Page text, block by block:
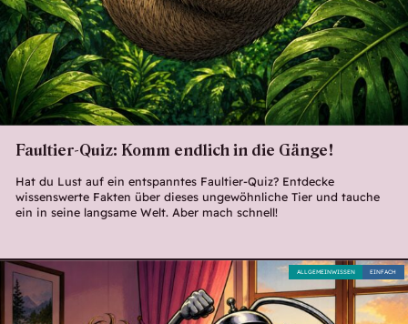
Faultier-Quiz: Komm endlich in die Gänge!
Hat du Lust auf ein entspanntes Faultier-Quiz? Entdecke
wissenswerte Fakten über dieses ungewöhnliche Tier und tauche
ein in seine langsame Welt. Aber mach schnell!
EINFACH
ALLGEMEINWISSEN